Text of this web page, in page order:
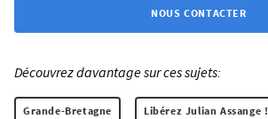
NOUS CONTACTER
Découvrez davantage sur ces sujets:
Grande-Bretagne Libérez Julian Assange !